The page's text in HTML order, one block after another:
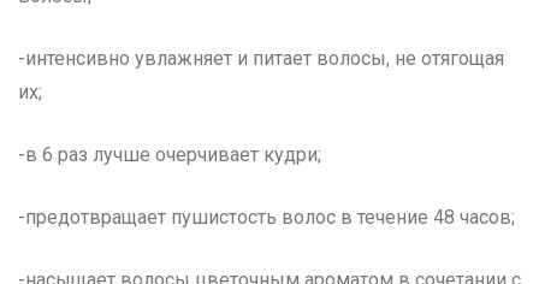
-интенсивно увлажняет и питает волосы, не отягощая
их;
-в 6 раз лучше очерчивает кудри;
-предотвращает пушистость волос в течение 48 часов;
-насыщает волосы цветочным ароматом в сочетании с